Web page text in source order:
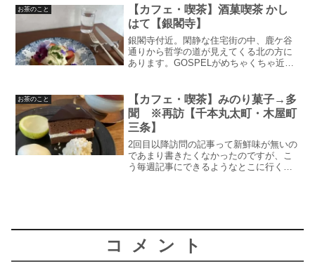
か、あぁいうお店。増えてほしいですよ
ねそれはそれとしておいお...
お茶のこと
【カフェ・喫茶】酒菓喫茶 かし
はて【銀閣寺】
銀閣寺付近。閑静な住宅街の中、鹿ケ谷
通りから哲学の道が見えてくる北の方に
あります。GOSPELがめちゃくちゃ近い
してきました予約した方が良いです！少
し前のことなので簡単な...
お茶のこと
【カフェ・喫茶】みのり菓子→多
聞 ※再訪【千本丸太町・木屋町
三条】
2回目以降訪問の記事って新鮮味が無いの
であまり書きたくなかったのですが、こ
う毎週記事にできるようなとこに行くの
コメント